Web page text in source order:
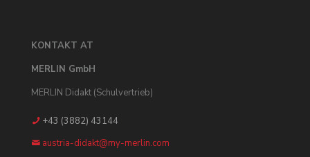
KONTAKT AT
MERLIN GmbH
MERLIN Didakt (Schulvertrieb)
+43 (3882) 43144
austria-didakt@my-merlin.com